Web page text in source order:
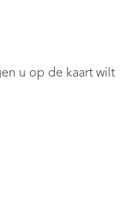
u op de kaart wilt